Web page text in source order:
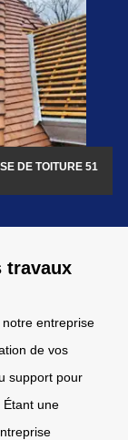
DE TOITURE 51
travaux
entreprise
de vos
support pour
Étant une